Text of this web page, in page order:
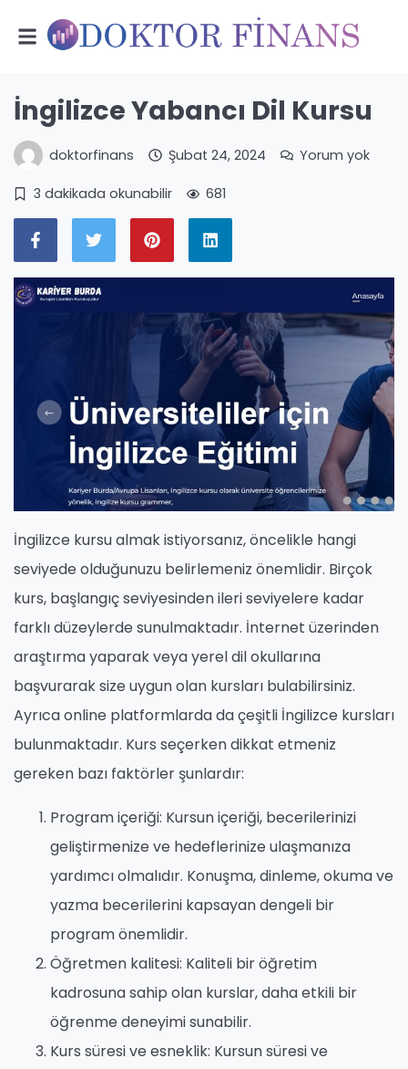
İngilizce Yabancı Dil Kursu
doktorfinans Şubat 24, 2024 Yorum yok
3 dakikada okunabilir 681
İngilizce kursu almak istiyorsanız, öncelikle hangi
seviyede olduğunuzu belirlemeniz önemlidir. Birçok
kurs, başlangıç ​​seviyesinden ileri seviyelere kadar
farklı düzeylerde sunulmaktadır. İnternet üzerinden
araştırma yaparak veya yerel dil okullarına
başvurarak size uygun olan kursları bulabilirsiniz.
Ayrıca online platformlarda da çeşitli İngilizce kursları
bulunmaktadır. Kurs seçerken dikkat etmeniz
gereken bazı faktörler şunlardır:
Program içeriği: Kursun içeriği, becerilerinizi
geliştirmenize ve hedeflerinize ulaşmanıza
yardımcı olmalıdır. Konuşma, dinleme, okuma ve
yazma becerilerini kapsayan dengeli bir
program önemlidir.
Öğretmen kalitesi: Kaliteli bir öğretim
kadrosuna sahip olan kurslar, daha etkili bir
öğrenme deneyimi sunabilir.
Kurs süresi ve esneklik: Kursun süresi ve